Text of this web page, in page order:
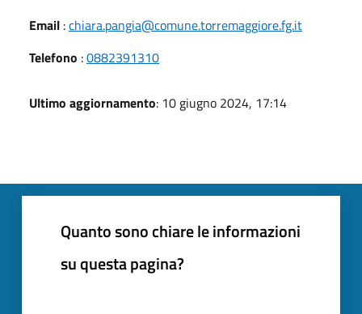
Email :chiara.pangia@comune.torremaggiore.fg.it
Telefono :0882391310
Ultimo aggiornamento: 10 giugno 2024, 17:14
Quanto sono chiare le informazioni
su questa pagina?